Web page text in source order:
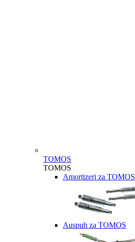
TOMOS
TOMOS
Amortizeri za TOMOS
Auspuh za TOMOS